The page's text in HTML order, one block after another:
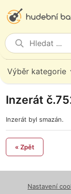
Výběr kategorie
Inzerát
Inzerát byl smazán.
« Zpět
Nastavení